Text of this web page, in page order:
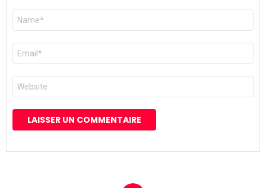
Nom
E-
mail
*
Site
web